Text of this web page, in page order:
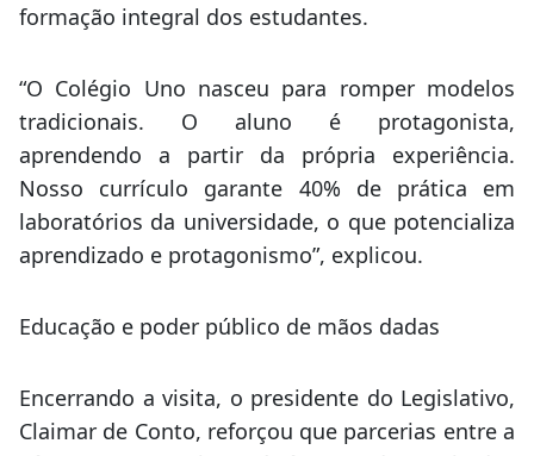
formação integral dos estudantes.
“O Colégio Uno nasceu para romper modelos
tradicionais. O aluno é protagonista,
aprendendo a partir da própria experiência.
Nosso currículo garante 40% de prática em
laboratórios da universidade, o que potencializa
aprendizado e protagonismo”, explicou.
Educação e poder público de mãos dadas
Encerrando a visita, o presidente do Legislativo,
Claimar de Conto, reforçou que parcerias entre a